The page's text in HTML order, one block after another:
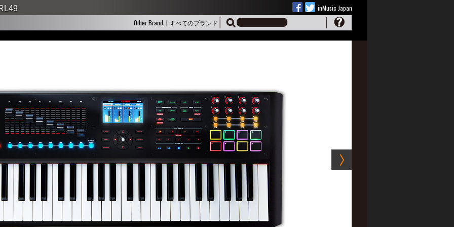
inMusic Japan
Other Brand | すべてのブランド